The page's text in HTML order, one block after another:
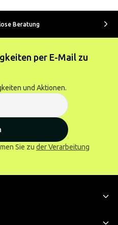
Beratung
per E-Mail zu
und Aktionen.
Sie zu der Verarbeitung